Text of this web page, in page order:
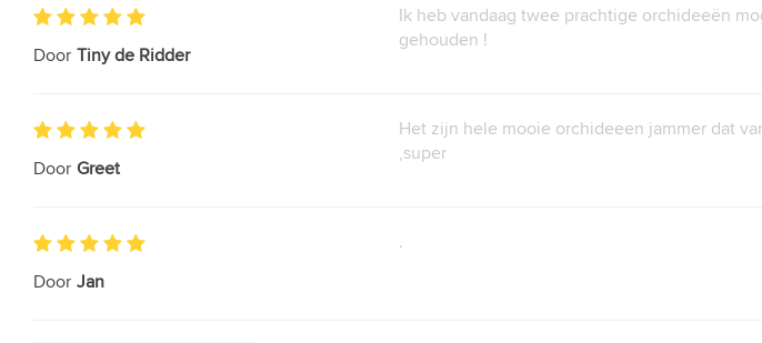
Door Tiny de Ridder
Ik heb vandaag twee prachtige orchideeën
gehouden !
Door Greet
Het zijn hele mooie orchideeen jammer dat
,super
Door Jan
.